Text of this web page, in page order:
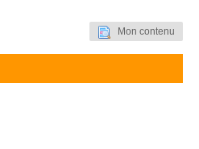
Mon contenu